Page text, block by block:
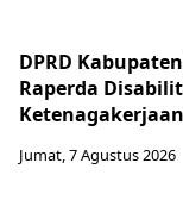
DPRD
Raperda
Ketenagakerjaan
Jumat, 7 Agustus 2026